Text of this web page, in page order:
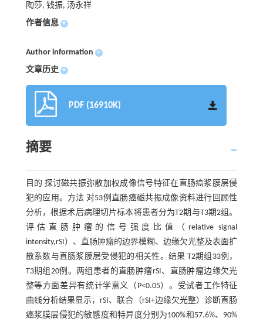
陶莎, 钱振, 汤永祥
作者信息 +
Author information +
文章历史 +
PDF (16910K)
摘要
目的 探讨磁共振弥散加权成像信号特征在直肠癌浆膜层侵
犯的应用。方法 对53例直肠癌磁共振成像资料进行回顾性
分析，根据术后病理切片标本将患者分为T2期与T3期2组。
评估直肠肿瘤的信号强度比值（relative signal
intensity,rSI）、直肠肿瘤的边界模糊、边缘欠光整及表面扩
散系数与直肠浆膜层受侵犯的相关性。结果 T2期组33例，
T3期组20例。两组患者的直肠肿瘤rSI、直肠肿瘤边缘欠光
整等方面差异有统计学意义（P<0.05）。受试者工作特征
曲线分析结果显示，rSI、联合（rSI+边缘欠光整）诊断直肠
癌浆膜层侵犯的敏感度和特异度分别为100%和57.6%、90%